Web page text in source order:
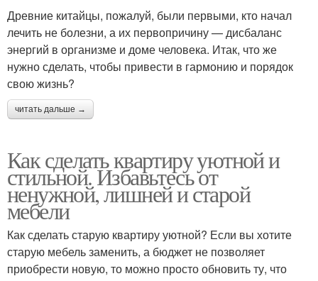
Древние китайцы, пожалуй, были первыми, кто начал
лечить не болезни, а их первопричину — дисбаланс
энергий в организме и доме человека. Итак, что же
нужно сделать, чтобы привести в гармонию и порядок
свою жизнь?
читать дальше →
Как сделать квартиру уютной и
стильной. Избавьтесь от
ненужной, лишней и старой
мебели
Как сделать старую квартиру уютной? Если вы хотите
старую мебель заменить, а бюджет не позволяет
приобрести новую, то можно просто обновить ту, что